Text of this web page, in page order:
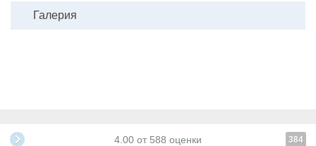
Галерия
4.00 от 588 оценки 384